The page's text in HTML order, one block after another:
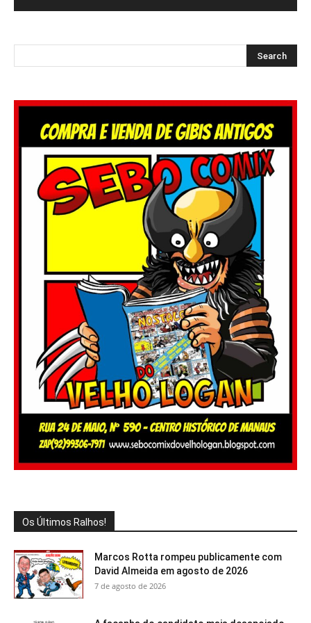
Os Últimos Ralhos!
Marcos Rotta rompeu publicamente com
David Almeida em agosto de 2026
7 de agosto de 2026